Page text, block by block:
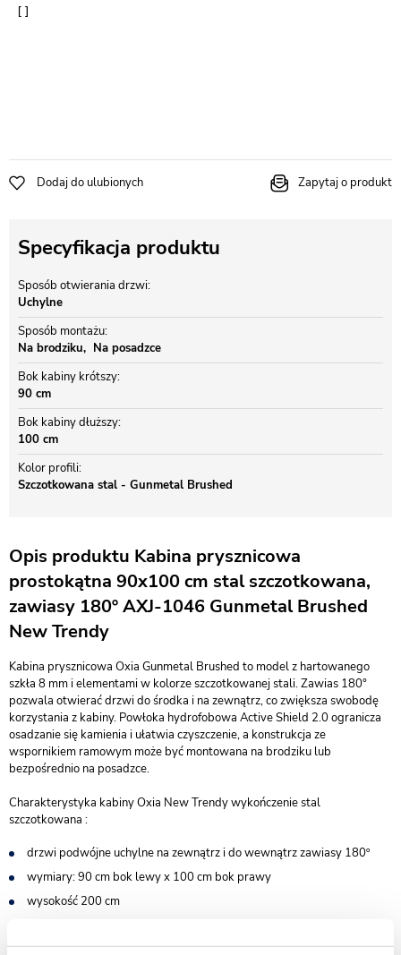
Dodaj do ulubionych Zapytaj o produkt
Specyfikacja produktu
Sposób otwierania drzwi
Uchylne
Sposób montażu
Na brodziku
Na posadzce
Bok kabiny krótszy
90 cm
Bok kabiny dłuższy
100 cm
Kolor profili
Szczotkowana stal - Gunmetal Brushed
Opis produktu Kabina prysznicowa
prostokątna 90x100 cm stal szczotkowana,
zawiasy 180º AXJ-1046 Gunmetal Brushed
New Trendy
Kabina prysznicowa Oxia Gunmetal Brushed to model z hartowanego
szkła 8 mm i elementami w kolorze szczotkowanej stali. Zawias 180°
pozwala otwierać drzwi do środka i na zewnątrz, co zwiększa swobodę
korzystania z kabiny. Powłoka hydrofobowa Active Shield 2.0 ogranicza
osadzanie się kamienia i ułatwia czyszczenie, a konstrukcja ze
wspornikiem ramowym może być montowana na brodziku lub
bezpośrednio na posadzce.
Charakterystyka kabiny Oxia New Trendy wykończenie stal
szczotkowana :
drzwi podwójne uchylne na zewnątrz i do wewnątrz zawiasy 180º
wymiary: 90 cm bok lewy x 100 cm bok prawy
wysokość 200 cm
posadzce